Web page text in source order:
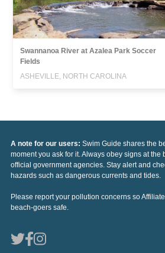
Swannanoa River at Azalea Park Soccer
Fields
ASHEVILLE, NORTH CAROLINA
A note for our users: Swim Guide shares the
moment you ask for it. Always obey signs at the
official government agencies. Stay alert and
hazards such as dangerous currents and tides.
Please report your pollution concerns so
beach-goers safe.